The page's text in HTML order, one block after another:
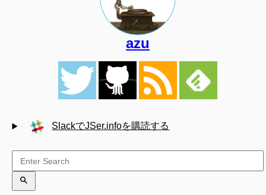
azu
SlackでJSer.infoを購読する